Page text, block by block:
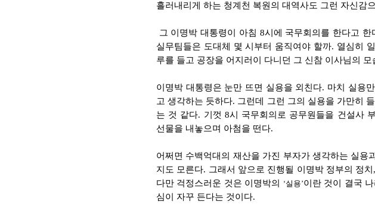
흘러내리게 하는 청계천 복원의 대역사도 그런 자신감
그 이명박 대통령이 아침 8시에 국무회의를 한다고
실무팀들은 도대체 몇 시부터 움직여야 할까. 열심히
루를 들고 공장을 어지러이 다니던 그 신참 이사님의 모
이명박 대통령은 눈만 뜨면 실용을 외친다. 마치 실용
고 생각하는 듯하다. 그런데 그런 그의 실용을 가만히
는 것 같다. 기껏 8시 국무회의로 공무원들을 건설사
선물을 내놓으며 아첨을 떤다.
어쩌면 수백억대의 재산을 가진 부자가 생각하는 실용
지도 모른다. 그래서 앞으로 진행될 이명박 정부의 정
다만 걱정스러운 것은 이명박의
‘실용’이란 것이 결국
심이 자꾸 든다는 것이다.